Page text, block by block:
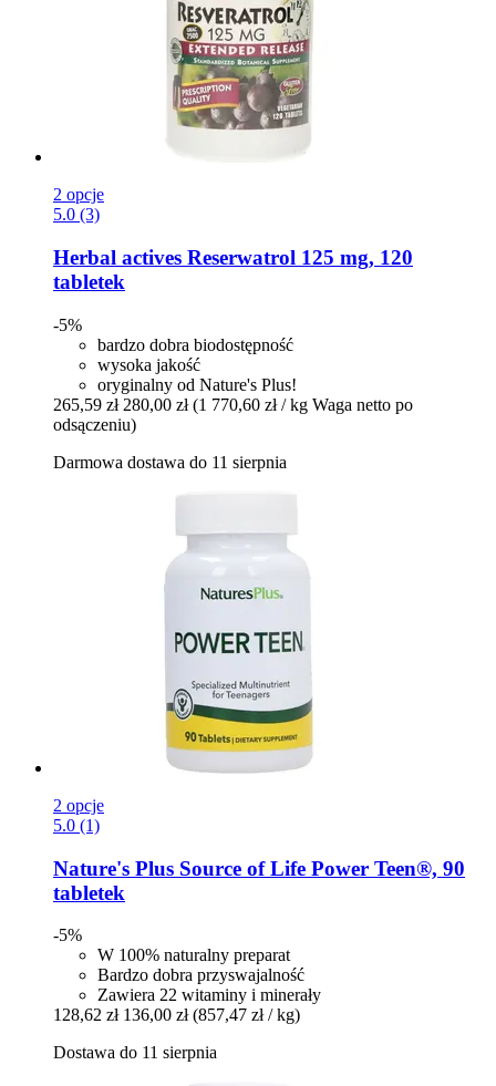
2 opcje
5.0 (3)
Herbal actives Reserwatrol 125 mg, 120
tabletek
-5%
bardzo dobra biodostępność
wysoka jakość
oryginalny od Nature's Plus!
265,59 zł 280,00 zł (1 770,60 zł / kg Waga netto po
odsączeniu)
Darmowa dostawa do 11 sierpnia
2 opcje
5.0 (1)
Nature's Plus Source of Life Power Teen®, 90
tabletek
-5%
W 100% naturalny preparat
Bardzo dobra przyswajalność
Zawiera 22 witaminy i minerały
128,62 zł 136,00 zł (857,47 zł / kg)
Dostawa do 11 sierpnia